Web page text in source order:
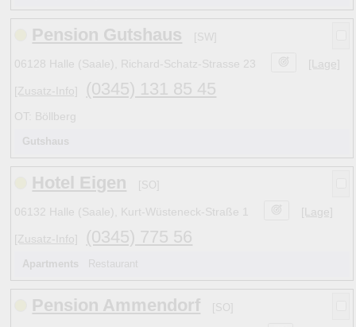
Pension Gutshaus [SW]
06128 Halle (Saale), Richard-Schatz-Strasse 23 [Lage]
[Zusatz-Info] (0345) 131 85 45
OT: Böllberg
Gutshaus
Hotel Eigen [SO]
06132 Halle (Saale), Kurt-Wüsteneck-Straße 1 [Lage]
[Zusatz-Info] (0345) 775 56
Apartments Restaurant
Pension Ammendorf [SO]